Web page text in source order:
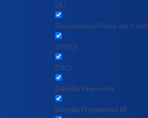
DLI
Documentos Fórum das
DPPEx
DRCI
Dúvidas Financeiro
Dúvidas Frequentes RE